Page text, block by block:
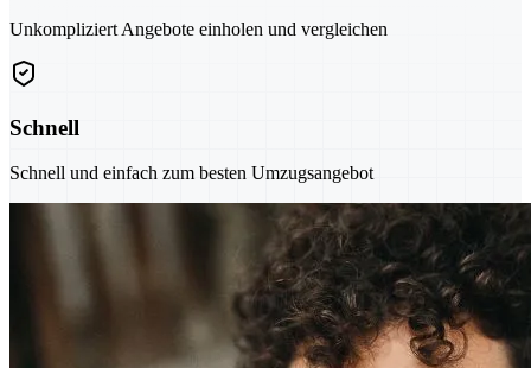
Unkompliziert Angebote einholen und vergleichen
Schnell
Schnell und einfach zum besten Umzugsangebot